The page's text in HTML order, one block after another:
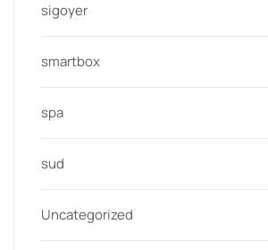
sigoyer
smartbox
spa
sud
Uncategorized